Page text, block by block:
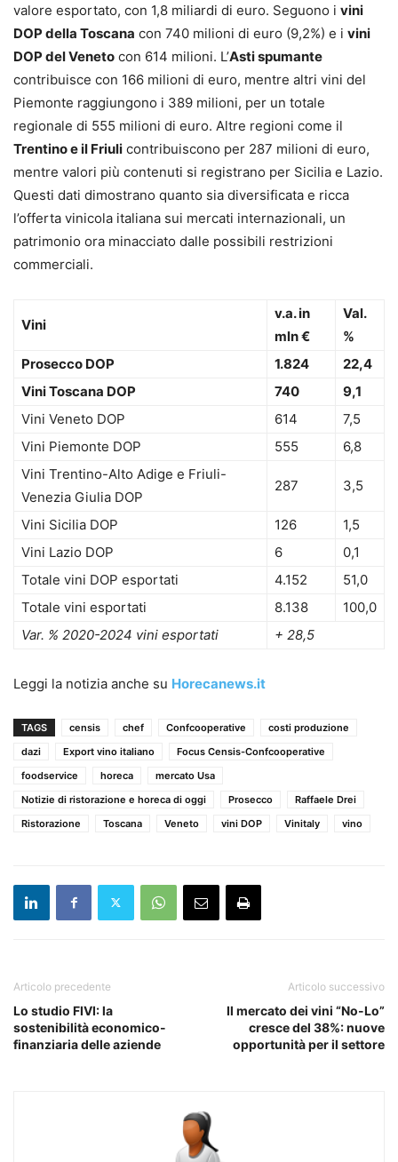
valore esportato, con 1,8 miliardi di euro. Seguono i vini
DOP della Toscana con 740 milioni di euro (9,2%) e i vini
DOP del Veneto con 614 milioni. L’Asti spumante
contribuisce con 166 milioni di euro, mentre altri vini del
Piemonte raggiungono i 389 milioni, per un totale
regionale di 555 milioni di euro. Altre regioni come il
Trentino e il Friuli contribuiscono per 287 milioni di euro,
mentre valori più contenuti si registrano per Sicilia e Lazio.
Questi dati dimostrano quanto sia diversificata e ricca
l’offerta vinicola italiana sui mercati internazionali, un
patrimonio ora minacciato dalle possibili restrizioni
commerciali.
Vini
v.a. in
mln €
Val.
%
Prosecco DOP
1.824
22,4
Vini Toscana DOP
740
9,1
Vini Veneto DOP
614
7,5
Vini Piemonte DOP
555
6,8
Vini Trentino-Alto Adige e Friuli-
Venezia Giulia DOP
287 3,5
Vini Sicilia DOP 126
1,5
Vini Lazio DOP
6
0,1
Totale vini DOP esportati
4.152
51,0
Totale vini esportati
8.138
100,0
Var. % 2020-2024 vini esportati
+ 28,5
Leggi la notizia anche su Horecanews.it
TAGS censis chef Confcooperative
costi produzione
dazi
Export vino italiano
Focus Censis-Confcooperative
foodservice
horeca
mercato Usa
Notizie di ristorazione e horeca di oggi
Prosecco
Raffaele Drei
Ristorazione
Toscana Veneto vini DOP Vinitaly vino
Articolo precedente
Lo studio FIVI: la
sostenibilità economico-
finanziaria delle aziende
Articolo successivo
Il mercato dei vini “No-Lo”
cresce del 38%: nuove
opportunità per il settore